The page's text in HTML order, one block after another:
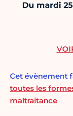
Du mardi
Cet évènement
toutes les
maltraitance